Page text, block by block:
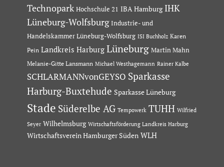
Technopark Hochschule 21 IBA Hamburg IHK
Lüneburg-Wolfsburg Industrie- und
Handelskammer Lüneburg-Wolfsburg ISI Buchholz Karen
Pein Landkreis Harburg Lüneburg Martin Mahn
Melanie-Gitte Lansmann Michael Westhagemann Rainer Kalbe
SCHLARMANNvonGEYSO Sparkasse
Harburg-Buxtehude Sparkasse Lüneburg
Stade Süderelbe AG Tempowerk TUHH Wilfried
Seyer Wilhelmsburg Wirtschaftsförderung Landkreis Harburg
Wirtschaftsverein Hamburger Süden WLH